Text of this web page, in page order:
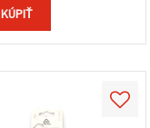
KÚPIŤ